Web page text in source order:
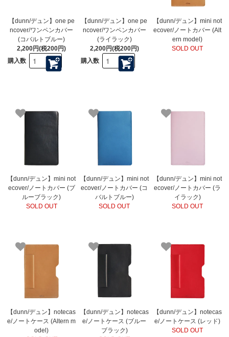
【dunn/デュン】one pe
ncover/ワンペンカバー
(コバルトブルー)
2,200円(税200円)
購入数
【dunn/デュン】one pe
ncover/ワンペンカバー
(ライラック)
2,200円(税200円)
購入数
【dunn/デュン】mini not
ecover/ノートカバー (Alt
ern model)
SOLD OUT
【dunn/デュン】mini not
ecover/ノートカバー (ブ
ルーブラック)
SOLD OUT
【dunn/デュン】mini not
ecover/ノートカバー (コ
バルトブルー)
SOLD OUT
【dunn/デュン】mini not
ecover/ノートカバー (ラ
イラック)
SOLD OUT
【dunn/デュン】notecas
e/ノートケース (Altern m
odel)
【dunn/デュン】notecas
e/ノートケース (ブルー
ブラック)
【dunn/デュン】notecas
e/ノートケース (レッド)
SOLD OUT